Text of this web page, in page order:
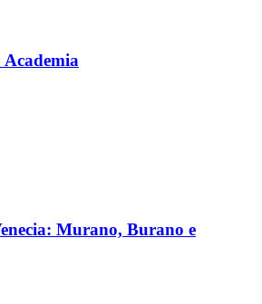
Academia
Murano, Burano e